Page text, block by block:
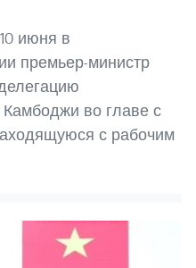
июня в
премьер-министр
во главе с
с рабочим